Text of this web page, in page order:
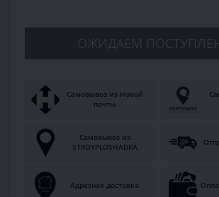
ОЖИДАЕМ
Самовывоз из Новой
почты
Самовывоз из
STROYPLOSHADKA
Адресная доставка